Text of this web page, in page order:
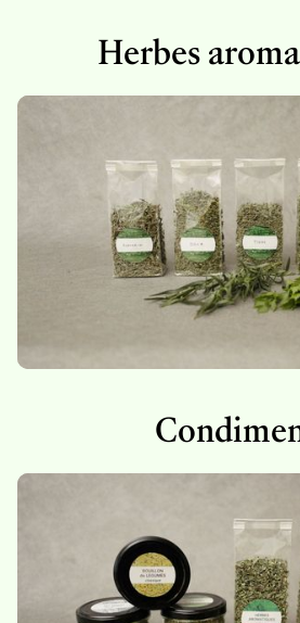
Herbes